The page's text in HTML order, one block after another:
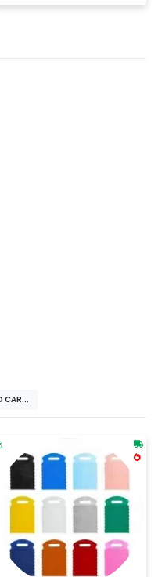
Fabricado Nas Cores Verde,
CAR...